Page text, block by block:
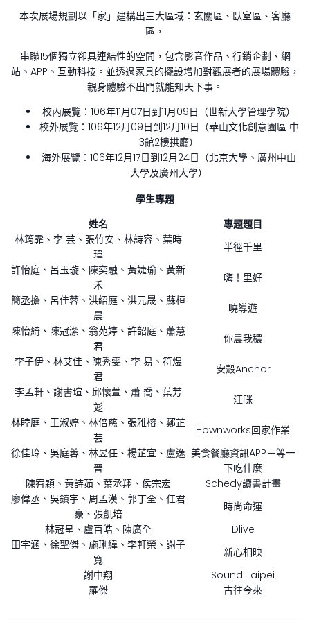
本次展場規劃以「家」建構出三大區域：玄關區、臥室區、客廳
區，
串聯15個獨立卻具連結性的空間，包含影音作品、行銷企劃、網
站、APP、互動科技。並透過家具的擺設增加對觀展者的展場體驗，
親身體驗不出門就能知天下事。
校內展覽：106年11月07日到11月09日（世新大學管理學院）
校外展覽：106年12月09日到12月10日（華山文化創意園區 中
3館2樓拱廳）
海外展覽：106年12月17日到12月24日（北京大學、廣州中山
大學及廣州大學）
學生專題
姓名
專題題目
林筠霏、李 芸、張竹安、林詩容、葉時
瑋
半徑千里
許怡庭、呂玉璇、陳奕融、黃婕瑜、黃新
禾
嗨！里好
簡丞擔、呂佳蓉、洪紹庭、洪元晟、蘇桓
晨
曉導遊
陳怡綺、陳冠潔、翁苑婷、許韶庭、蕭慧
君
你農我穠
李子伊、林艾佳、陳秀雯、李 易、符煜
君
安殼Anchor
李孟軒、謝書瑄、邱懷萱、蕭 喬、葉芳
彣
汪咪
林睦庭、王淑婷、林倍慈、張雅榕、鄭芷
芸
Hownworks回家作業
徐佳玲、吳庭蓉、林昱任、楊芷宜、盧逸
晉
美食餐廳資訊APP－等一
下吃什麼
陳宥穎、黃詩茹、葉丞翔、侯宗宏
Schedy讀書計畫
廖偉丞、吳鎮宇、周孟漢、郭丁全、任君
豪、張凱培
時尚命運
林冠呈、盧百皓、陳廣全
Dlive
田宇涵、徐聖傑、施琍緯、李軒榮、謝子
寬
新心相映
謝中翔
Sound Taipei
羅傑
古往今來